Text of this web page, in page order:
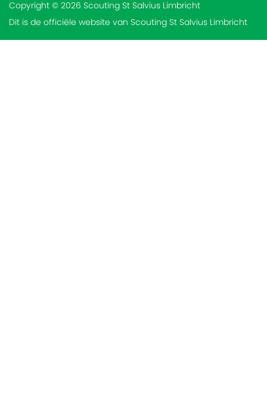
Copyright © 2026 Scouting St Salvius Limbricht
Dit is de officiële website van Scouting St Salvius Limbricht